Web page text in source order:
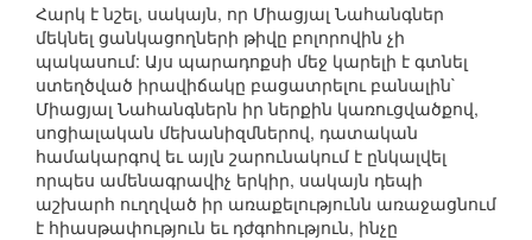
Հարկ է նշել, սակայն, որ Միացյալ Նահանգներ
մեկնել ցանկացողների թիվը բոլորովին չի
պակասում: Այս պարադոքսի մեջ կարելի է գտնել
ստեղծված իրավիճակը բացատրելու բանալին`
Միացյալ Նահանգներն իր ներքին կառուցվածքով,
սոցիալական մեխանիզմներով, դատական
համակարգով եւ այլն շարունակում է ընկալվել
որպես ամենագրավիչ երկիր, սակայն դեպի
աշխարհ ուղղված իր առաքելությունն առաջացնում
է հիասթափություն եւ դժգոհություն, ինչը